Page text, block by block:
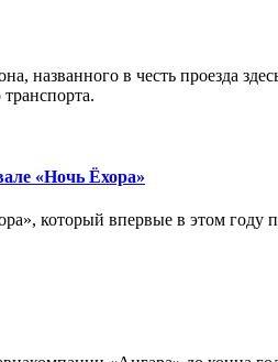
названного в честь проезда
«Ночь Ёхора»
который впервые в этом году